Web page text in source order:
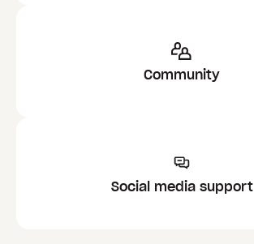
Community
Social media support